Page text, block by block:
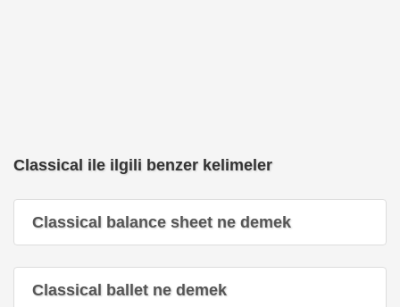
Classical ile ilgili benzer kelimeler
Classical balance sheet ne demek
Classical ballet ne demek